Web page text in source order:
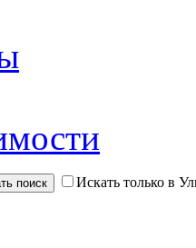
Искать только в